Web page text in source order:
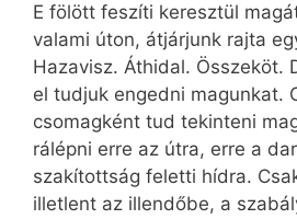
E fölött feszíti keresztül
valami úton, átjárjunk rajta
Hazavisz. Áthidal. Összeköt.
el tudjuk engedni magunkat.
csomagként tud tekinteni
rálépni erre az útra, erre a
szakítottság feletti hídra.
illetlent az illendőbe, a